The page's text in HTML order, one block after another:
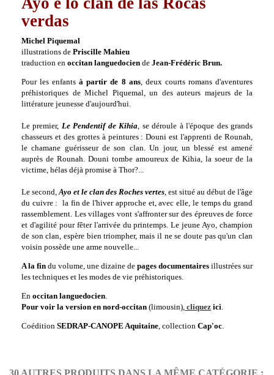
verdas
Michel Piquemal
illustrations de Priscille Mahieu
traduction en occitan languedocien de Jean-Frédéric Brun.
Pour les enfants à partir de 8 ans, deux courts romans d'aventures
préhistoriques de Michel Piquemal, un des auteurs majeurs de la
littérature jeunesse d'aujourd'hui.
Le premier, Le Pendentif de Kihia, se déroule à l'époque des grands
chasseurs et des grottes à peintures : Douni est l'apprenti de Rounah,
le chamane guérisseur de son clan. Un jour, un blessé est amené
auprès de Rounah. Douni tombe amoureux de Kihia, la soeur de la
victime, hélas déjà promise à Thor?...
Le second,Ayo et le clan des Roches vertes, est situé au début de l'âge
du cuivre : la fin de l'hiver approche et, avec elle, le temps du grand
rassemblement. Les villages vont s'affronter sur des épreuves de force
et d'agilité pour fêter l'arrivée du printemps. Le jeune Ayo, champion
de son clan, espère bien triompher, mais il ne se doute pas qu'un clan
voisin possède une arme nouvelle...
A la fin du volume, une dizaine de pages documentaires illustrées sur
les techniques et les modes de vie préhistoriques.
En occitan languedocien.
Pour voir la version en nord-occitan (limousin), cliquez ici.
Coédition SEDRAP-CANOPE Aquitaine, collection Cap'oc.
30 AUTRES PRODUITS DANS LA MÊME CATÉGORIE :